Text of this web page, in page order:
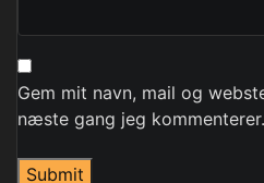
Gem mit navn, mail og
næste gang jeg kommenterer.